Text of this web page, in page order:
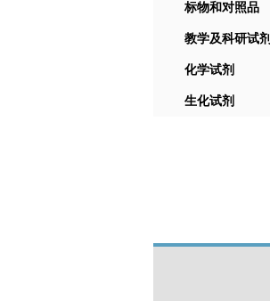
标物和对照品
教学及科研试剂
化学试剂
生化试剂